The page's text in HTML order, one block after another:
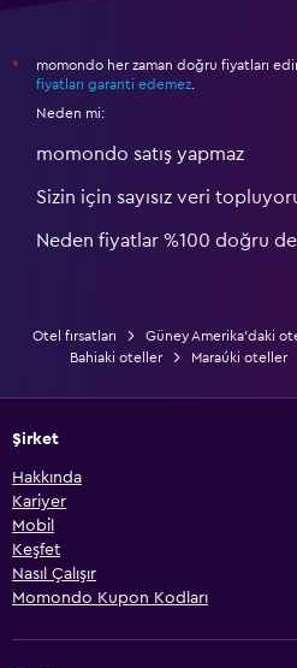
*
momondo her zaman doğru fiyatları
fiyatları garanti edemez
Neden mi:
momondo satış yapmaz
Sizin için sayısız veri
Neden fiyatlar %100 doğru
Otel fırsatları Güney Amerika'daki
Bahiaki oteller
Maraúki oteller
Şirket
Hakkında
Kariyer
Mobil
Keşfet
Nasıl Çalışır
Momondo Kupon Kodları